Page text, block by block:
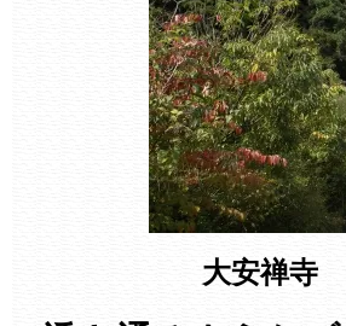
大安禅寺